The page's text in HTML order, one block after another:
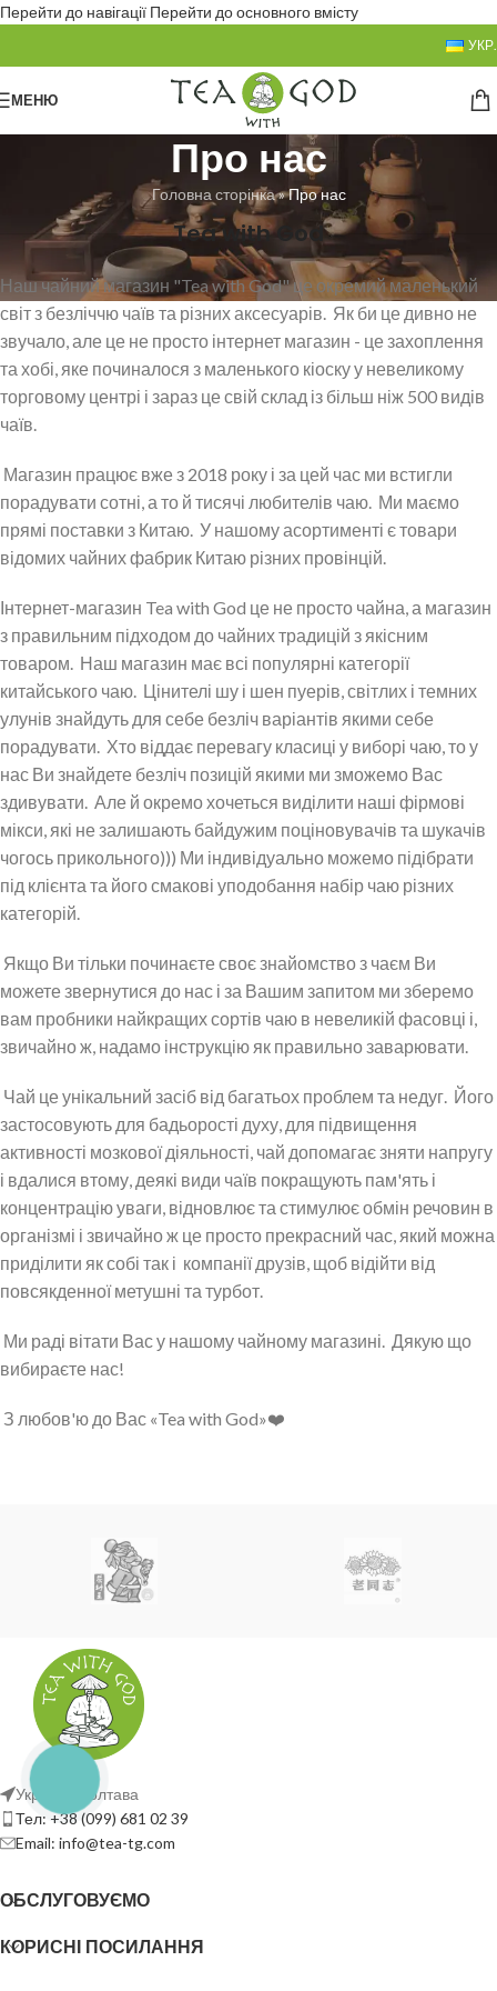
Перейти до навігації Перейти до основного вмісту
УКР.
МЕНЮ
Про нас
Головна сторінка»Про нас
Tea with God
Наш чайний магазин "Tea with God" це окремий маленький
світ з безліччю чаїв та різних аксесуарів. Як би це дивно не
звучало, але це не просто інтернет магазин - це захоплення
та хобі, яке починалося з маленького кіоску у невеликому
торговому центрі і зараз це свій склад із більш ніж 500 видів
чаїв.
Магазин працює вже з 2018 року і за цей час ми встигли
порадувати сотні, а то й тисячі любителів чаю. Ми маємо
прямі поставки з Китаю. У нашому асортименті є товари
відомих чайних фабрик Китаю різних провінцій.
Інтернет-магазин Tea with God це не просто чайна, а магазин
з правильним підходом до чайних традицій з якісним
товаром. Наш магазин має всі популярні категорії
китайського чаю. Цінителі шу і шен пуерів, світлих і темних
улунів знайдуть для себе безліч варіантів якими себе
порадувати. Хто віддає перевагу класиці у виборі чаю, то у
нас Ви знайдете безліч позицій якими ми зможемо Вас
здивувати. Але й окремо хочеться виділити наші фірмові
мікси, які не залишають байдужим поціновувачів та шукачів
чогось прикольного))) Ми індивідуально можемо підібрати
під клієнта та його смакові уподобання набір чаю різних
категорій.
Якщо Ви тільки починаєте своє знайомство з чаєм Ви
можете звернутися до нас і за Вашим запитом ми зберемо
вам пробники найкращих сортів чаю в невеликій фасовці і,
звичайно ж, надамо інструкцію як правильно заварювати.
Чай це унікальний засіб від багатьох проблем та недуг. Його
застосовують для бадьорості духу, для підвищення
активності мозкової діяльності, чай допомагає зняти напругу
і вдалися втому, деякі види чаїв покращують пам'ять і
концентрацію уваги, відновлює та стимулює обмін речовин в
організмі і звичайно ж це просто прекрасний час, який можна
приділити як собі так і компанії друзів, щоб відійти від
повсякденної метушні та турбот.
Ми раді вітати Вас у нашому чайному магазині. Дякую що
вибираєте нас!
З любов'ю до Вас «Tea with God»❤️
Україна, Полтава
Тел: +38 (099) 681 02 39
Email: info@tea-tg.com
ОБСЛУГОВУЄМО
КОРИСНІ ПОСИЛАННЯ